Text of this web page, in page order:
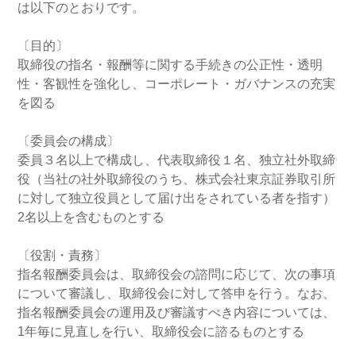
は以下のとおりです。
〔目的〕
取締役の指名・報酬等に関する手続きの公正性・透明
性・客観性を強化し、コーポレート・ガバナンスの充実
を図る
〔委員会の構成〕
委員３名以上で構成し、代表取締役１名、独立社外取締
役（当社の社外取締役のうち、株式会社東京証券取引所
に対して独立役員として届け出をされている者を指す）
2名以上を含むものとする
〔役割・責務〕
指名報酬委員会は、取締役会の諮問に応じて、次の事項
について審議し、取締役会に対して答申を行う。なお、
指名報酬委員会の運用及び審議すべき内容については、
1年毎に見直しを行い、取締役会に諮るものとする